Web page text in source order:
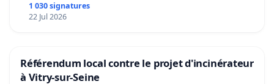
1 030 signatures
22 Jul 2026
Référendum local contre le projet d'incinérateur
à Vitry-sur-Seine